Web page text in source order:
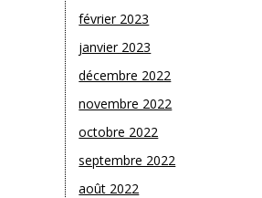
février 2023
janvier 2023
décembre 2022
novembre 2022
octobre 2022
septembre 2022
août 2022